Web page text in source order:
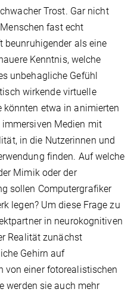
Trost. Gar nicht
fast echt
beunruhigender als eine
Kenntnis, welche
unbehagliche Gefühl
wirkende virtuelle
könnten etwa in animierten
Medien mit
in die Nutzerinnen und
finden. Auf welche
Mimik oder der
sollen Computergrafiker
legen? Um diese Frage zu
in neurokognitiven
Realität zunächst
Gehirn auf
von einer fotorealistischen
werden sie auch mehr